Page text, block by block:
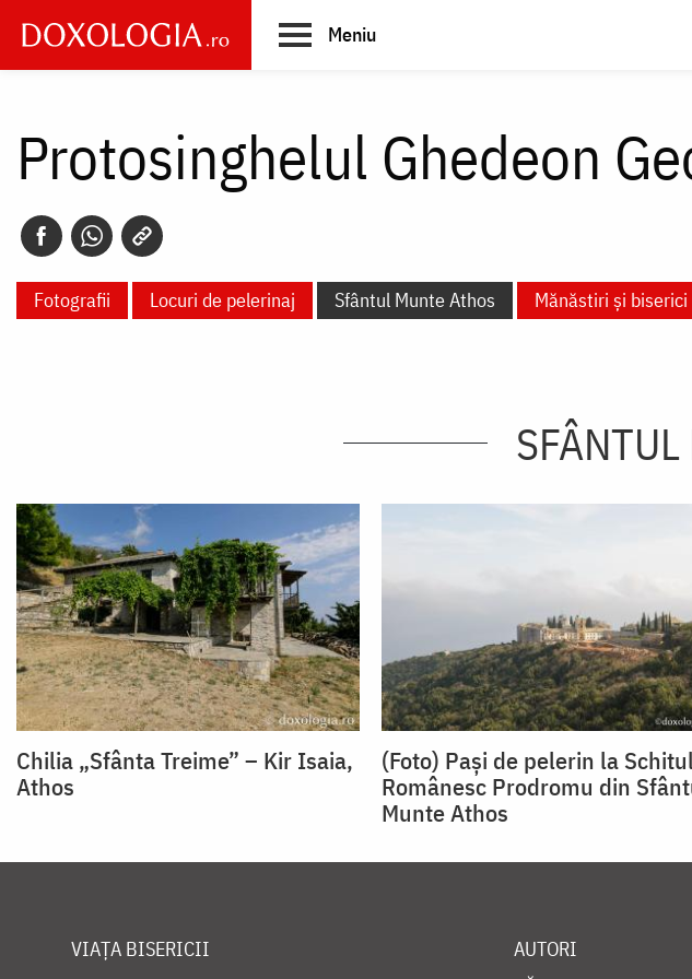
main
Meniu
Protosinghelul Ghedeon
Fotografii Locuri de pelerinaj Sfântul Munte Athos Mănăstiri și biserici
Chilia „Sfânta Treime” – Kir Isaia,
Athos
(Foto) Pași de pelerin la
Românesc Prodromu din
Munte Athos
VIAȚA BISERICII
AUTORI